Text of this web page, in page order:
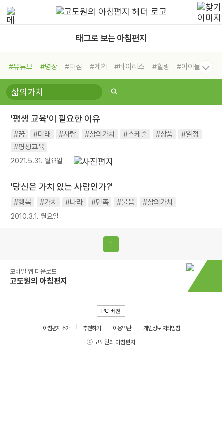
태그로 보는 아침편지
#유튜브 #명상 #다짐 #계획 #바이러스 #힐링
#아이들
#비전캠프
#독서캠프 #삶
#희망
#나눔 #친구 #링컨학교
#독서
#건강 #면역력
'평생 교육'이 필요한 이유
#꿈 #미래 #사람 #삶의가치 #스케줄 #상품
#일정
#평생교육
2021.5.31. 월요일
'당신은 가치 있는 사람인가?'
#행복 #가치 #나라 #민족 #물음 #삶의가치
2010.3.1. 월요일
1
모바일 앱 다운로드
고도원의 아침편지
PC 버전
아침편지 소개 추천하기 이용약관
개인정보 처리방침
ⓒ 고도원의 아침편지